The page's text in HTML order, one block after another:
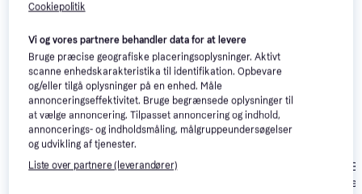
interesser. Vis alle
Trixie Replacement
Stainless Steel Bowl
Hunter Feed
Stainless
Cookiepolitik
Vi og vores partnere behandler data for at levere
Bruge præcise geografiske placeringsoplysninger. Aktivt
scanne enhedskarakteristika til identifikation. Opbevare
og/eller tilgå oplysninger på en enhed. Måle
annonceringseffektivitet. Bruge begrænsede oplysninger til
at vælge annoncering. Tilpasset annoncering og indhold,
annoncerings- og indholdsmåling, målgruppeundersøgelser
og udvikling af tjenester.
Liste over partnere (leverandører)